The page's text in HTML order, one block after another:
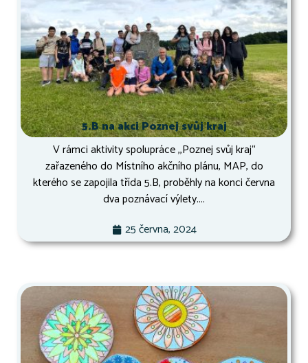
5.B na akci Poznej svůj kraj
V rámci aktivity spolupráce ,,Poznej svůj kraj“
zařazeného do Místního akčního plánu, MAP, do
kterého se zapojila třída 5.B, proběhly na konci června
dva poznávací výlety....
25 června, 2024